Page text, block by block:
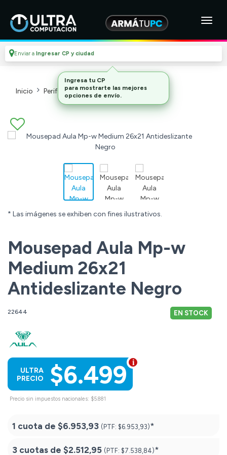
Enviar a Ingresar CP y ciudad
Inicio Perifericos Mousepad
* Las imágenes se exhiben con fines ilustrativos.
Mousepad Aula Mp-w
Medium 26x21
Antideslizante Negro
22644 EN STOCK
$6.499
ULTRA
PRECIO
Precio sin impuestos nacionales: $5.881
1 cuota de $6.953,93 (PTF: $6.953,93)*
3 cuotas de $2.512,95 (PTF: $7.538,84)*
Ingresa tu CP
para mostrarte las mejores
opciones de envío.